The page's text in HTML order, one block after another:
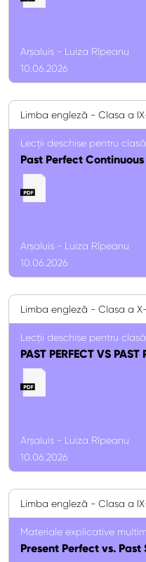
Arșaluis - Luiza Rîpeanu
10.06.2026
Limba engleză - Clasa a
Lecții deschise pentru clasă
Past Perfect Continuous
Arșaluis - Luiza Rîpeanu
10.06.2026
Limba engleză - Clasa a
Lecții deschise pentru clasă
PAST PERFECT VS
Arșaluis - Luiza Rîpeanu
10.06.2026
Limba engleză - Clasa a
Materiale explicative
Present Perfect vs. Past